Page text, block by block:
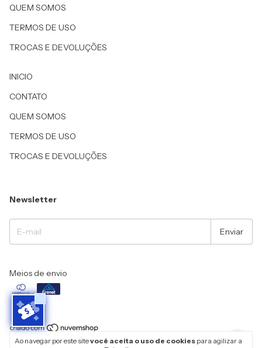
Ao navegar por este sitevocê aceita o uso de cookies para agilizar a
QUEM SOMOS
TERMOS DE USO
TROCAS E DEVOLUÇÕES
INICIO
CONTATO
QUEM SOMOS
TERMOS DE USO
TROCAS E DEVOLUÇÕES
Newsletter
Meios de envio
Copyright Lechant - 26136113000102 - 2026. Todos os direitos reservados.